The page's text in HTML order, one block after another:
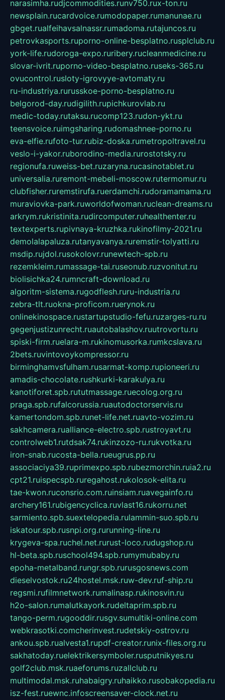
narasimha.rudjcommodities.runv750.rux-ton.ru
newsplain.rucardvoice.rumodopaper.rumanunae.ru
gbget.rualfeihavsalnassr.rumadoma.rutajuncos.ru
petrovkasports.ruporno-online-besplatno.rusplclub.ru
york-life.rudoroga-expo.ruribery.rucleanmedicine.ru
slovar-ivrit.ruporno-video-besplatno.ruseks-365.ru
ovucontrol.rusloty-igrovyye-avtomaty.ru
ru-industriya.rurusskoe-porno-besplatno.ru
belgorod-day.rudigilith.rupichkurovlab.ru
medic-today.rutaksu.rucomp123.rudon-ykt.ru
teensvoice.ruimgsharing.rudomashnee-porno.ru
eva-elfie.rufoto-tur.rubiz-doska.rumetropoltravel.ru
veslo-i-yakor.ruborodino-media.rurostotsky.ru
regionufa.ruweiss-bet.ruzaryna.rucasinotablet.ru
universalia.ruremont-mebeli-moscow.rutermomur.ru
clubfisher.ruremstirufa.ruerdamchi.rudoramamama.ru
muraviovka-park.ruworldofwoman.ruclean-dreams.ru
arkrym.rukristinita.rudircomputer.ruhealthenter.ru
textexperts.rupivnaya-kruzhka.rukinofilmy-2021.ru
demolalapaluza.rutanyavanya.ruremstir-tolyatti.ru
msdip.rujdol.rusokolovr.runewtech-spb.ru
rezemkleim.rumassage-tai.ruseonub.ruzvonitut.ru
biolisichka24.rumncraft-download.ru
algoritm-sistema.rugodflesh.ruru-industria.ru
zebra-tlt.ruokna-proficom.ruerynok.ru
onlinekinospace.rustartupstudio-fefu.ruzarges-ru.ru
gegenjustizunrecht.ruautobalashov.ruutrovortu.ru
spiski-firm.ruelara-m.rukinomusorka.rumkcslava.ru
2bets.ruvintovoykompressor.ru
birminghamvsfulham.rusarmat-komp.rupioneeri.ru
amadis-chocolate.rushkurki-karakulya.ru
kanotiforet.spb.rututmassage.ruecolog.org.ru
praga.spb.rufalcorussia.ruautodoctorservis.ru
kamertondom.spb.runet-life.net.ruavto-vozim.ru
sakhcamera.rualliance-electro.spb.rustroyavt.ru
controlweb1.rutdsak74.rukinzozo-ru.rukvotka.ru
iron-snab.rucosta-bella.rueugrus.pp.ru
associaciya39.ruprimexpo.spb.rubezmorchin.ruia2.ru
cpt21.ruispecspb.ruregahost.rukolosok-elita.ru
tae-kwon.ruconsrio.com.ruinsiam.ruavegainfo.ru
archery161.rubigencyclica.ruvlast16.rukorru.net
sarmiento.spb.suextelopedia.rulammin-suo.spb.ru
iskatour.spb.rusnpi.org.rurunning-line.ru
krygeva-spa.ruchel.net.rurust-loco.rudugshop.ru
hl-beta.spb.ruschool494.spb.rumymubaby.ru
epoha-metalband.rungr.spb.rurusgosnews.com
dieselvostok.ru24hostel.msk.ruw-dev.ruf-ship.ru
regsmi.rufilmnetwork.rumalinasp.rukinosvin.ru
h2o-salon.rumalutkayork.rudeltaprim.spb.ru
tango-perm.rugooddir.rusgv.sumultiki-online.com
webkrasotki.comcherinvest.rudetskiy-ostrov.ru
ankou.spb.rualvesta1.rupdf-creator.runix-files.org.ru
sakhatoday.ruelektrikersymboler.rusputnikyes.ru
golf2club.msk.ruaeforums.ruzallclub.ru
multimodal.msk.ruhabaigry.ruhaikko.rusobakopedia.ru
isz-fest.ruewnc.infoscreensaver-clock.net.ru